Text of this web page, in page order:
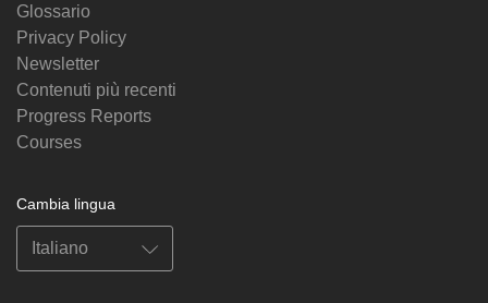
Glossario
Privacy Policy
Newsletter
Contenuti più recenti
Progress Reports
Courses
Cambia lingua